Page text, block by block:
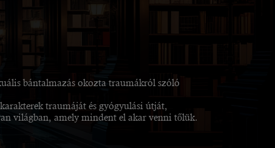
bántalmazás okozta traumákról szóló
traumáját és gyógyulási útját,
világban, amely mindent el akar venni tőlük.